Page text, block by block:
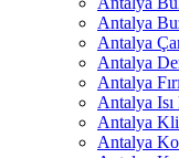
Antalya
Antalya
Antalya
Antalya
Antalya Isı
Antalya
Antalya